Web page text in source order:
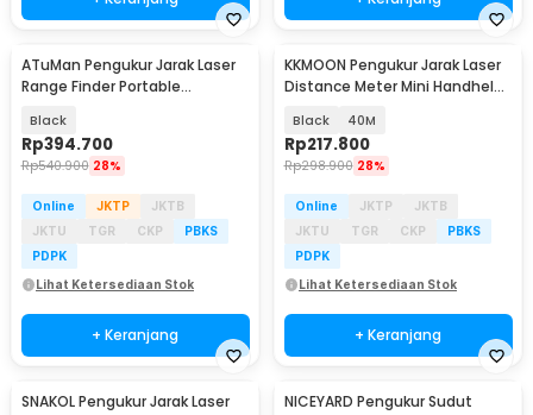
ATuMan Pengukur Jarak Laser
Range Finder Portable
Black
Rp394.700
Rp540.900 28%
Online JKTP
JKTB
JKTU
TGR CKP
PBKS
PDPK
Lihat Ketersediaan Stok
+ Keranjang
KKMOON Pengukur Jarak Laser
Distance Meter Mini Handheld
Black 40M
Rp217.800
Rp298.900 28%
Online JKTP
JKTB
JKTU
TGR CKP
PBKS
PDPK
Lihat Ketersediaan Stok
+ Keranjang
SNAKOL Pengukur Jarak Laser
NICEYARD Pengukur Sudut